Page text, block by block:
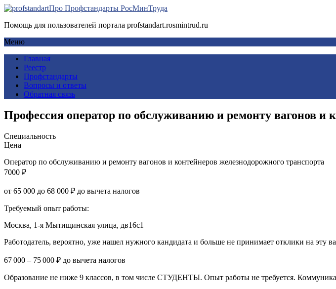
Про Профстандарты РосМинТруда
Помощь для пользователей портала profstandart.rosmintrud.ru
Меню
Главная
Реестр
Профстандарты
Вопросы и ответы
Обратная связь
Профессия оператор по обслуживанию и ремонту вагонов и
Специальность
Цена
Оператор по обслуживанию и ремонту вагонов и контейнеров железнодорожного транспорта
7000 ₽
от 65 000 до 68 000 ₽ до вычета налогов
Требуемый опыт работы:
Москва, 1-я Мытищинская улица, дв16с1
Работодатель, вероятно, уже нашел нужного кандидата и больше не принимает отклики на эту
67 000 – 75 000 ₽ до вычета налогов
Образование не ниже 9 классов, в том числе СТУДЕНТЫ. Опыт работы не требуется.